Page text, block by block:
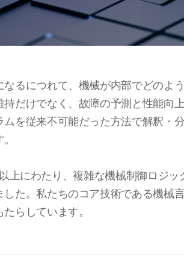
るにつれて、機械が内部でどのよ
だけでなく、故障の予測と性能向
を従来不可能だった方法で解釈・
上にわたり、複雑な機械制御ロジ
た。私たちのコア技術である機械
らしています。